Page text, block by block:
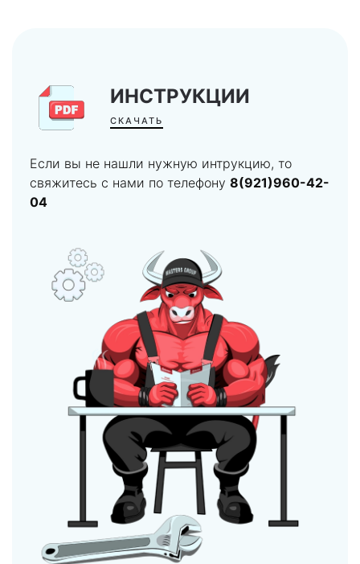
ИНСТРУКЦИИ
СКАЧАТЬ
Если вы не нашли нужную интрукцию, то
свяжитесь с нами по телефону 8(921)960-42-
04